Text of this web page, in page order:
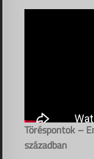
Töréspontok –
században